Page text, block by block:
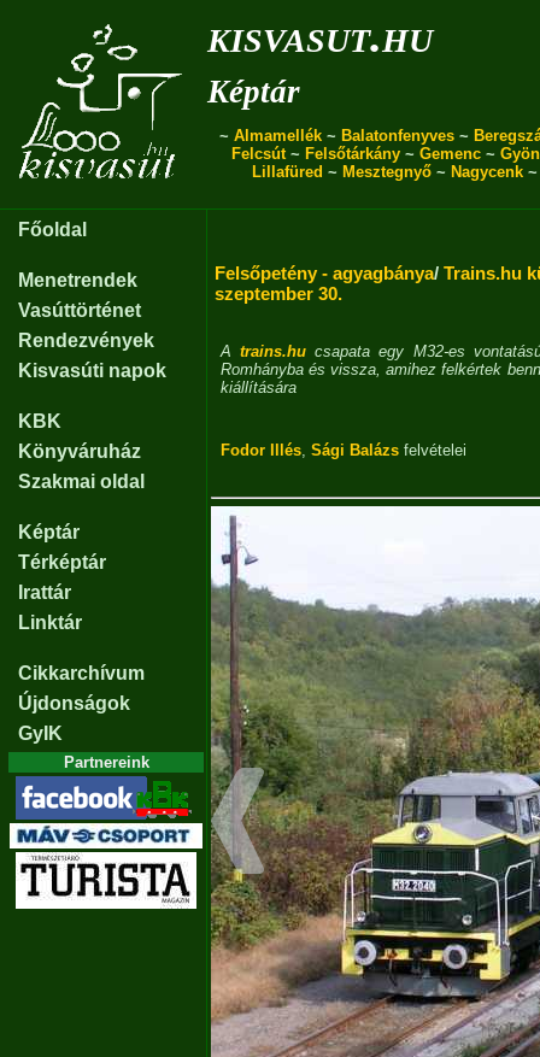
kisvasut.hu
Képtár
~ Almamellék ~ Balatonfenyves ~
Felcsút~ Felsőtárkány ~ Gemenc ~
Lillafüred ~ Mesztegnyő~ Nagycenk
Főoldal
Menetrendek
Vasúttörténet
Rendezvények
Kisvasúti napok
KBK
Könyváruház
Szakmai oldal
Képtár
Térképtár
Irattár
Linktár
Cikkarchívum
Újdonságok
GyIK
Partnereink
Felsőpetény - agyagbánya/ Trains.hu
szeptember 30.
Atrains.hu csapata egy M32-es
Romhányba és vissza, amihez felkértek
kiállítására
Fodor Illés, Sági Balázs felvételei